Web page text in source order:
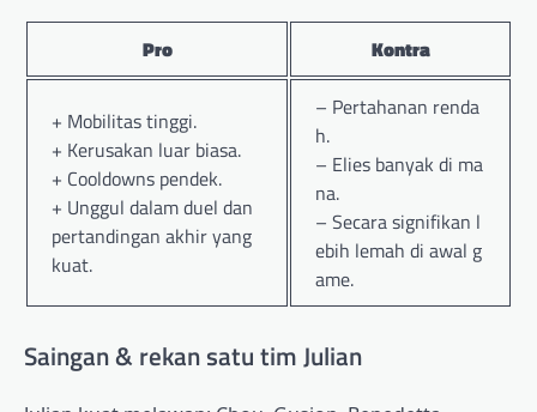
Pro Kontra
+ Mobilitas tinggi.
+ Kerusakan luar biasa.
+ Cooldowns pendek.
+ Unggul dalam duel dan
pertandingan akhir yang
kuat.
– Pertahanan renda
h.
– Elies banyak di ma
na.
– Secara signifikan l
ebih lemah di awal g
ame.
Saingan & rekan satu tim Julian